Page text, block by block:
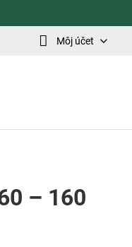
Môj účet
– 160